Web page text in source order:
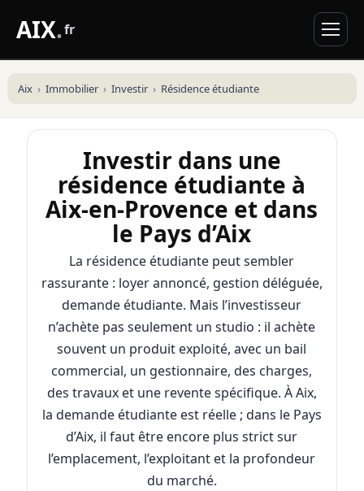
AIX.fr
Aix Immobilier Investir Résidence étudiante
Investir dans une
résidence étudiante à
Aix-en-Provence et dans
le Pays d’Aix
La résidence étudiante peut sembler
rassurante : loyer annoncé, gestion déléguée,
demande étudiante. Mais l’investisseur
n’achète pas seulement un studio : il achète
souvent un produit exploité, avec un bail
commercial, un gestionnaire, des charges,
des travaux et une revente spécifique. À Aix,
la demande étudiante est réelle ; dans le Pays
d’Aix, il faut être encore plus strict sur
l’emplacement, l’exploitant et la profondeur
du marché.